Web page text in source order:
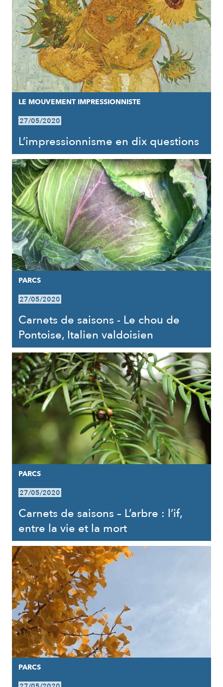
LE MOUVEMENT IMPRESSIONNISTE
27/05/2020
L’impressionnisme en dix questions
PARCS
27/05/2020
Carnets de saisons - Le chou de
Pontoise, Italien valdoisien
PARCS
27/05/2020
Carnets de saisons – L’arbre : l’if,
entre la vie et la mort
PARCS